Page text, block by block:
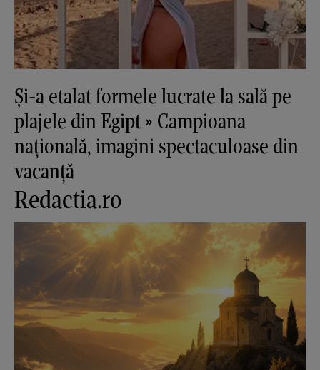
Și-a etalat formele lucrate la sală pe
plajele din Egipt » Campioana
națională, imagini spectaculoase din
vacanță
Redactia.ro